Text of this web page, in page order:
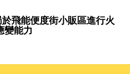
飛能便度街小販區進行火
變能力